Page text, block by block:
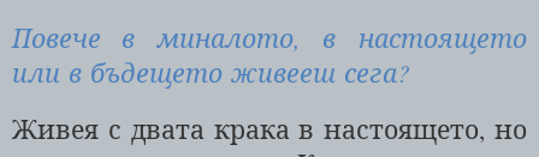
Повече в миналото, в настоящето
или в бъдещето живееш сега?
Живея с двата крака в настоящето, но